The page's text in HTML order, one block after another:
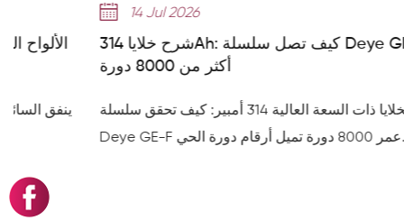
14 Jul 2026
شرح خلايا 314Ah: كيف تصل سلسلة Deye GE-F إلى
أكثر من 8000 دورة
وصول الخلايا ذات السعة العالية 314 أمبير: كيف تحقق سلسلة
Deye GE-F عمر 8000 دورة تميل أرقام دورة الحي...